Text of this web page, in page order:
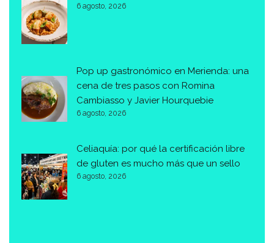
6 agosto, 2026
Pop up gastronómico en Merienda: una
cena de tres pasos con Romina
Cambiasso y Javier Hourquebie
6 agosto, 2026
Celiaquía: por qué la certificación libre
de gluten es mucho más que un sello
6 agosto, 2026